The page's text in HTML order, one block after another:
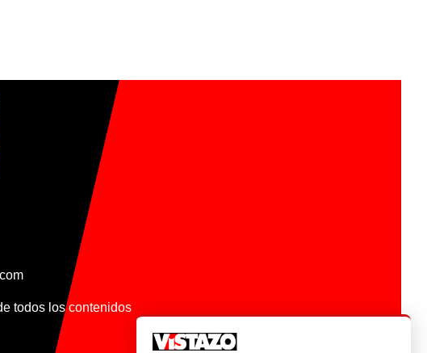
todos los contenidos